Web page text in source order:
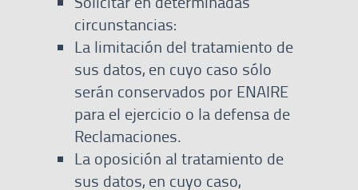
circunstancias:
La limitación del tratamiento de
sus datos, en cuyo caso sólo
serán conservados por ENAIRE
para el ejercicio o la defensa de
Reclamaciones.
La oposición al tratamiento de
sus datos, en cuyo caso,